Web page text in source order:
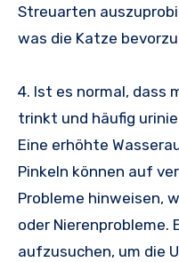
Streuarten
was die Katze
4. Ist es normal, dass
trinkt und häufig
Eine erhöhte
Pinkeln können auf
Probleme hinweisen,
oder Nierenprobleme.
aufzusuchen, um die